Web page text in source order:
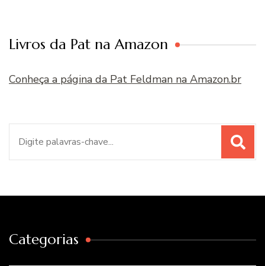
Livros da Pat na Amazon
Conheça a página da Pat Feldman na Amazon.br
Categorias